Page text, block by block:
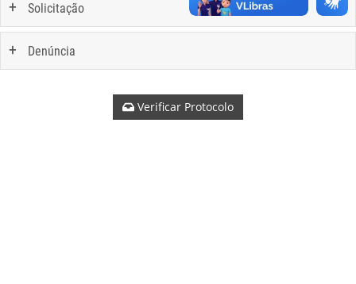
Solicitação
Denúncia
Verificar Protocolo